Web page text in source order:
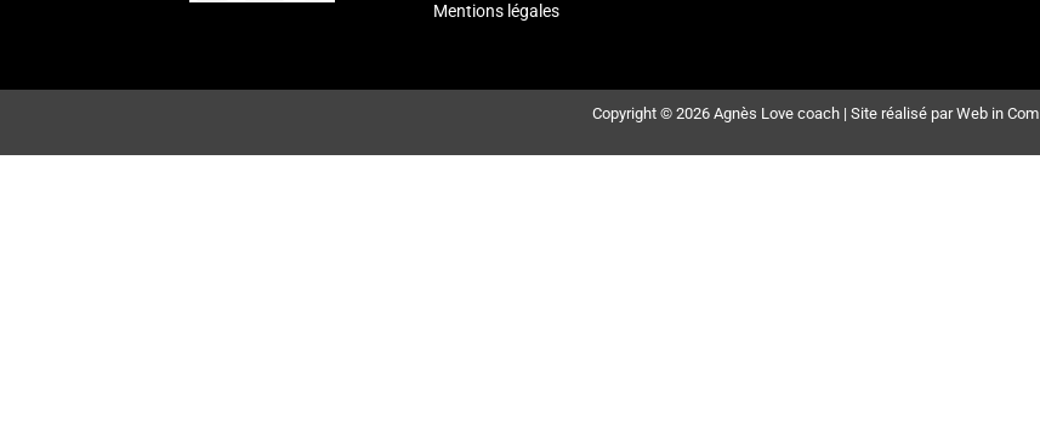
Mentions légales
Copyright © 2026 Agnès Love coach | Site réalisé par Web in Com